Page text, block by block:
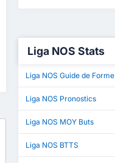
Liga NOS Stats
Liga NOS Guide de Forme
Liga NOS Pronostics
Liga NOS MOY Buts
Liga NOS BTTS